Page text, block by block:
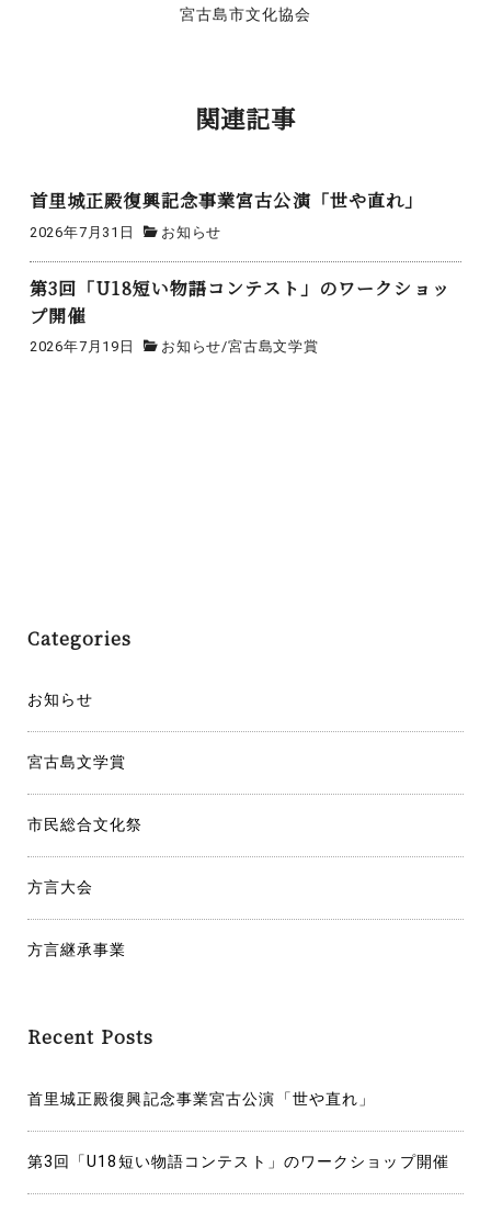
宮古島市文化協会
関連記事
首里城正殿復興記念事業宮古公演「世や直れ」
2026年7月31日 お知らせ
第3回「U18短い物語コンテスト」のワークショッ
プ開催
2026年7月19日 お知らせ/宮古島文学賞
シ
Categories
お知らせ
宮古島文学賞
市民総合文化祭
方言大会
方言継承事業
Recent Posts
首里城正殿復興記念事業宮古公演「世や直れ」
第3回「U18短い物語コンテスト」のワークショップ開催